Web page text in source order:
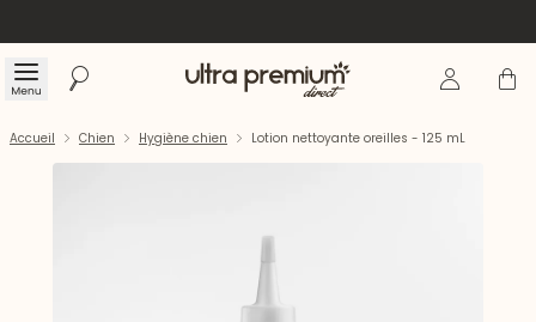
Menu Rechercher Accueil Se Panier
Accueil Chien Hygiène chien Lotion nettoyante oreilles - 125 mL